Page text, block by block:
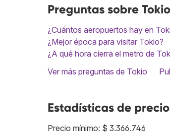
Preguntas sobre Tokio
¿Cuántos aeropuertos hay en
¿Mejor época para visitar Tokio?
¿A qué hora cierra el metro de
Ver más preguntas de Tokio
Estadísticas de
Precio mínimo: $ 3.366.746